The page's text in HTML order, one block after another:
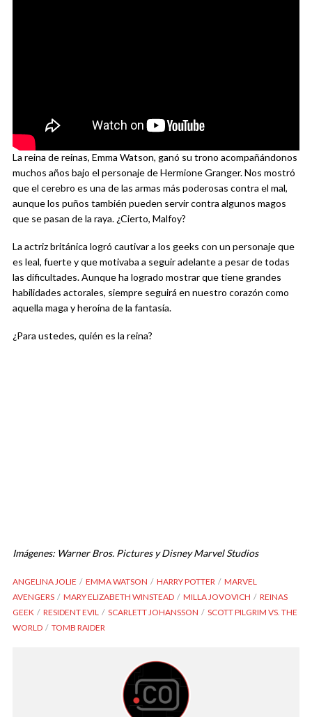
La reina de reinas, Emma Watson, ganó su trono acompañándonos
muchos años bajo el personaje de Hermione Granger. Nos mostró
que el cerebro es una de las armas más poderosas contra el mal,
aunque los puños también pueden servir contra algunos magos
que se pasan de la raya. ¿Cierto, Malfoy?
La actriz británica logró cautivar a los geeks con un personaje que
es leal, fuerte y que motivaba a seguir adelante a pesar de todas
las dificultades. Aunque ha logrado mostrar que tiene grandes
habilidades actorales, siempre seguirá en nuestro corazón como
aquella maga y heroína de la fantasía.
¿Para ustedes, quién es la reina?
Imágenes: Warner Bros. Pictures y Disney Marvel Studios
ANGELINA JOLIE EMMA WATSON HARRY POTTER
MARVEL
AVENGERS
MARY ELIZABETH WINSTEAD MILLA JOVOVICH
REINAS
GEEK
RESIDENT EVIL SCARLETT JOHANSSON
SCOTT PILGRIM VS. THE
WORLD
TOMB RAIDER